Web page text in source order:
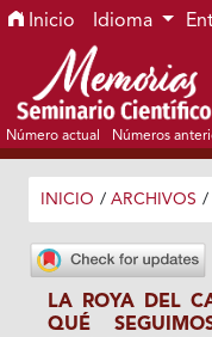
Ir al menú de
Ir al contenido principal
Ir al pie de página del
Inicio Idioma
Número actual Números
INICIO / ARCHIVOS /
LA ROYA DEL
QUÉ